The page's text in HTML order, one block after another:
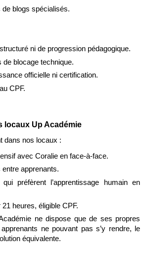
blogs spécialisés.
ni de progression pédagogique.
de blocage technique.
officielle ni certification.
CPF.
locaux Up Académie
dans nos locaux :
avec Coralie en face-à-face.
apprenants.
préfèrent l’apprentissage humain en
heures, éligible CPF.
ne dispose que de ses propres
ne pouvant pas s’y rendre, le
équivalente.